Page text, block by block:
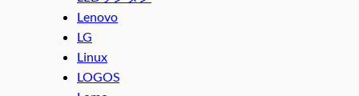
Lenovo
LG
Linux
LOGOS